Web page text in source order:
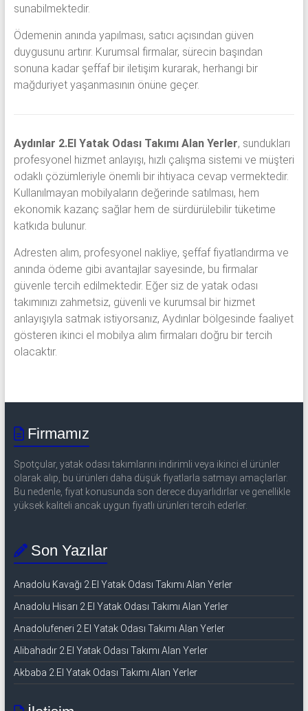
sunabilmektedir.
Ödemenin anında yapılması, satıcı açısından güven
duygusunu artırır. Kurumsal firmalar, sürecin başından
sonuna kadar şeffaf bir iletişim kurarak, herhangi bir
mağduriyet yaşanmasının önüne geçer.
Aydınlar 2.El Yatak Odası Takımı Alan Yerler, sundukları
profesyonel hizmet anlayışı, hızlı çalışma sistemi ve müşteri
odaklı çözümleriyle önemli bir ihtiyaca cevap vermektedir.
Kullanılmayan mobilyaların değerinde satılması, hem
ekonomik kazanç sağlar hem de sürdürülebilir tüketime
katkıda bulunur.
Adresten alım, profesyonel nakliye, şeffaf fiyatlandırma ve
anında ödeme gibi avantajlar sayesinde, bu firmalar
güvenle tercih edilmektedir. Eğer siz de yatak odası
takımınızı zahmetsiz, güvenli ve kurumsal bir hizmet
anlayışıyla satmak istiyorsanız, Aydınlar bölgesinde faaliyet
gösteren ikinci el mobilya alım firmaları doğru bir tercih
olacaktır.
Firmamız
Spotçular, yatak odası takımlarını indirimli veya ikinci el ürünler
olarak alıp, bu ürünleri daha düşük fiyatlarla satmayı amaçlarlar.
Bu nedenle, fiyat konusunda son derece duyarlıdırlar ve genellikle
yüksek kaliteli ancak uygun fiyatlı ürünleri tercih ederler.
Son Yazılar
Anadolu Kavağı 2.El Yatak Odası Takımı Alan Yerler
Anadolu Hisarı 2.El Yatak Odası Takımı Alan Yerler
Anadolufeneri 2.El Yatak Odası Takımı Alan Yerler
Alibahadır 2.El Yatak Odası Takımı Alan Yerler
Akbaba 2.El Yatak Odası Takımı Alan Yerler